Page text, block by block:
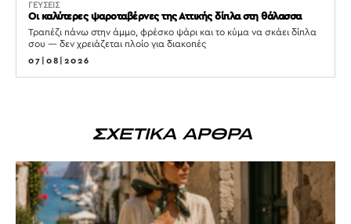
ΓΕΥΣΕΙΣ
Οι καλύτερες ψαροταβέρνες της Αττικής δίπλα στη θάλασσα
Τραπέζι πάνω στην άμμο, φρέσκο ψάρι και το κύμα να σκάει δίπλα
σου — δεν χρειάζεται πλοίο για διακοπές
07|08|2026
ΣΧΕΤΙΚΑ ΑΡΘΡΑ